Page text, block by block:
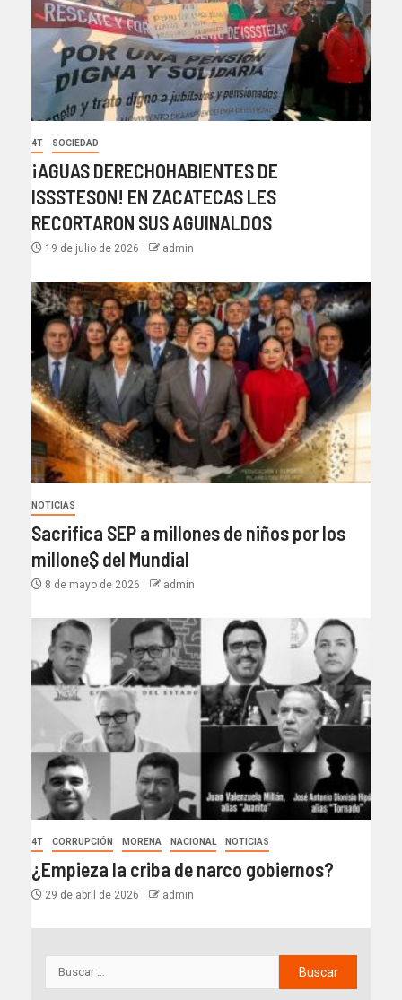
4T SOCIEDAD
¡AGUAS DERECHOHABIENTES DE
ISSSTESON! EN ZACATECAS LES
RECORTARON SUS AGUINALDOS
19 de julio de 2026 admin
NOTICIAS
Sacrifica SEP a millones de niños por los
millone$ del Mundial
8 de mayo de 2026 admin
4T CORRUPCIÓN MORENA NACIONAL NOTICIAS
¿Empieza la criba de narco gobiernos?
29 de abril de 2026 admin